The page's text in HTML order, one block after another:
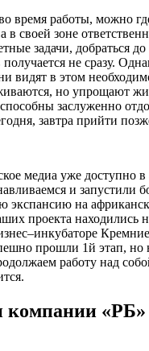
время работы, можно
в своей зоне
задачи, добраться до
не сразу.
видят в этом
но упрощают
заслуженно
завтра прийти
медиа уже доступно в
и запустили
экспансию на
проекта находились
прошли 1й этап, но
работу над
компании «РБ»